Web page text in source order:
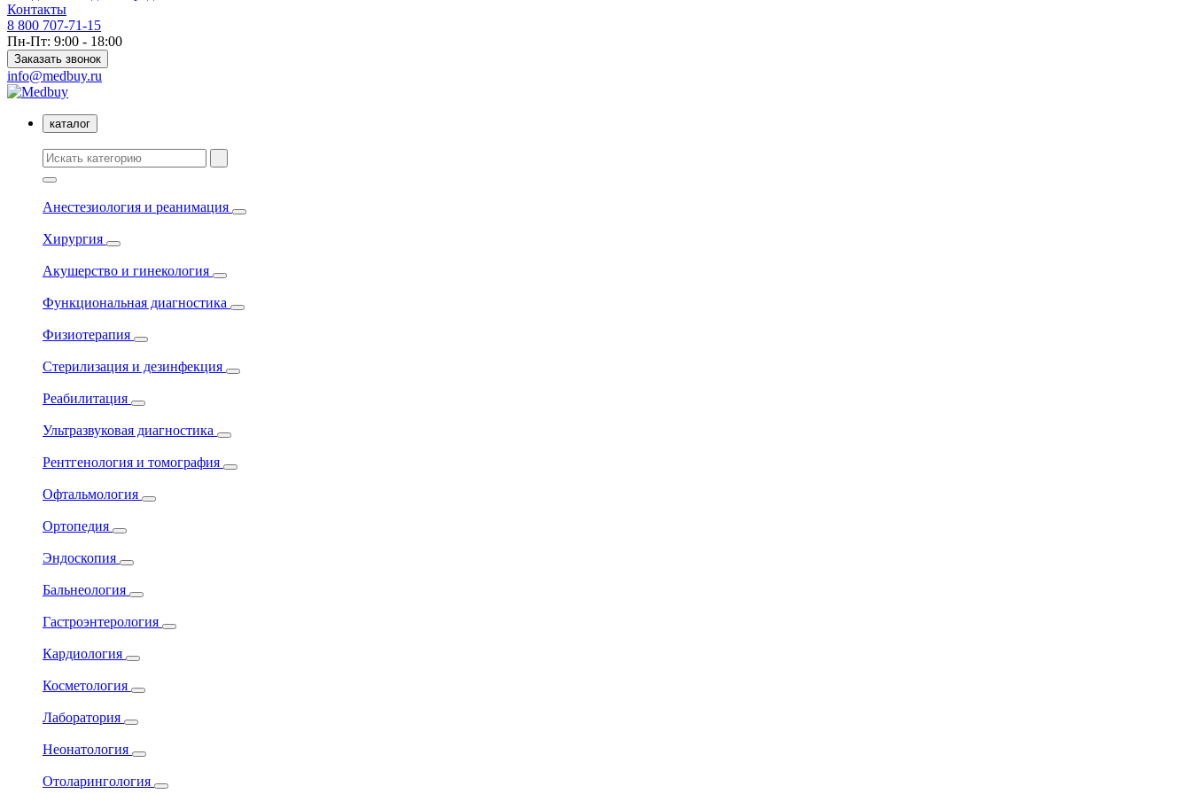
Контакты
8 800 707-71-15
Пн-Пт: 9:00 - 18:00
Заказать звонок
info@medbuy.ru
каталог
Анестезиология и реанимация
Хирургия
Акушерство и гинекология
Функциональная диагностика
Физиотерапия
Стерилизация и дезинфекция
Реабилитация
Ультразвуковая диагностика
Рентгенология и томография
Офтальмология
Ортопедия
Эндоскопия
Бальнеология
Гастроэнтерология
Кардиология
Косметология
Лаборатория
Неонатология
Отоларингология